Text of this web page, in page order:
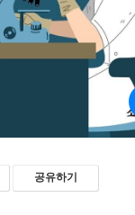
공유하기